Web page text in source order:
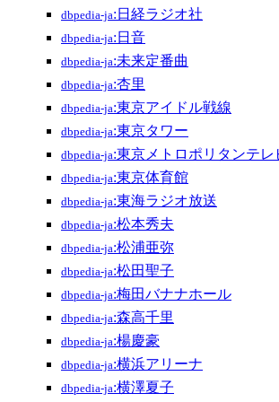
dbpedia-ja:日経ラジオ社
dbpedia-ja:日音
dbpedia-ja:未来定番曲
dbpedia-ja:杏里
dbpedia-ja:東京アイドル戦線
dbpedia-ja:東京タワー
dbpedia-ja:東京メトロポリタンテレ
dbpedia-ja:東京体育館
dbpedia-ja:東海ラジオ放送
dbpedia-ja:松本秀夫
dbpedia-ja:松浦亜弥
dbpedia-ja:松田聖子
dbpedia-ja:梅田バナナホール
dbpedia-ja:森高千里
dbpedia-ja:楊慶豪
dbpedia-ja:横浜アリーナ
dbpedia-ja:横澤夏子